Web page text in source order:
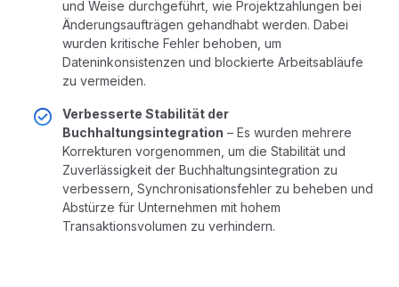
und Weise durchgeführt, wie Projektzahlungen bei
Änderungsaufträgen gehandhabt werden. Dabei
wurden kritische Fehler behoben, um
Dateninkonsistenzen und blockierte Arbeitsabläufe
zu vermeiden.
Verbesserte Stabilität der
Buchhaltungsintegration – Es wurden mehrere
Korrekturen vorgenommen, um die Stabilität und
Zuverlässigkeit der Buchhaltungsintegration zu
verbessern, Synchronisationsfehler zu beheben und
Abstürze für Unternehmen mit hohem
Transaktionsvolumen zu verhindern.